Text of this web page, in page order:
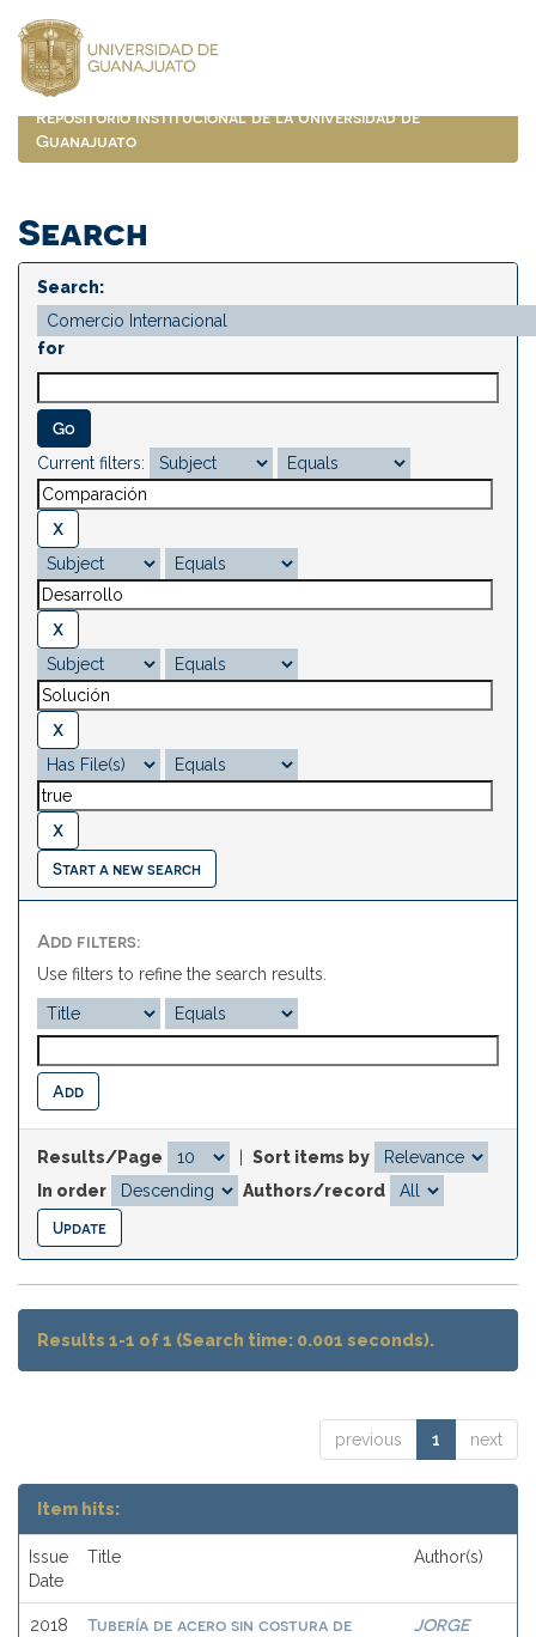
navigation
Repositorio Institucional de la Universidad de
Guanajuato
Search
Search:
for
Current filters:
Start a new search
Add filters:
Use filters to refine the search results.
Results/Page
Sort items by
In order
Authors/record
Results 1-1 of 1 (Search time: 0.001 seconds).
previous 1 next
Item hits:
Issue
Date
Title Author(s)
2018
Tubería de acero sin costura de
JORGE